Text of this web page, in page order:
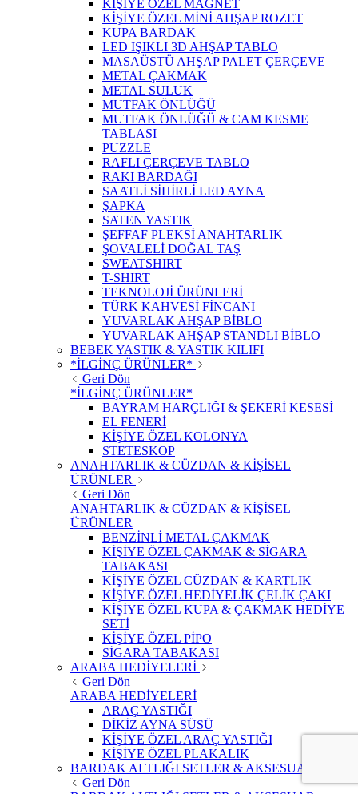
KİŞİYE ÖZEL MAGNET
KİŞİYE ÖZEL MİNİ AHŞAP ROZET
KUPA BARDAK
LED IŞIKLI 3D AHŞAP TABLO
MASAÜSTÜ AHŞAP PALET ÇERÇEVE
METAL ÇAKMAK
METAL SULUK
MUTFAK ÖNLÜĞÜ
MUTFAK ÖNLÜĞÜ & CAM KESME
TABLASI
PUZZLE
RAFLI ÇERÇEVE TABLO
RAKI BARDAĞI
SAATLİ SİHİRLİ LED AYNA
ŞAPKA
SATEN YASTIK
ŞEFFAF PLEKSİ ANAHTARLIK
ŞOVALELİ DOĞAL TAŞ
SWEATSHIRT
T-SHIRT
TEKNOLOJİ ÜRÜNLERİ
TÜRK KAHVESİ FİNCANI
YUVARLAK AHŞAP BİBLO
YUVARLAK AHŞAP STANDLI BİBLO
BEBEK YASTIK & YASTIK KILIFI
*İLGİNÇ ÜRÜNLER*
Geri Dön
*İLGİNÇ ÜRÜNLER*
BAYRAM HARÇLIĞI & ŞEKERİ KESESİ
EL FENERİ
KİŞİYE ÖZEL KOLONYA
STETESKOP
ANAHTARLIK & CÜZDAN & KİŞİSEL
ÜRÜNLER
Geri Dön
ANAHTARLIK & CÜZDAN & KİŞİSEL
ÜRÜNLER
BENZİNLİ METAL ÇAKMAK
KİŞİYE ÖZEL ÇAKMAK & SİGARA
TABAKASI
KİŞİYE ÖZEL CÜZDAN & KARTLIK
KİŞİYE ÖZEL HEDİYELİK ÇELİK ÇAKI
KİŞİYE ÖZEL KUPA & ÇAKMAK HEDİYE
SETİ
KİŞİYE ÖZEL PİPO
SİGARA TABAKASI
ARABA HEDİYELERİ
Geri Dön
ARABA HEDİYELERİ
ARAÇ YASTIĞI
DİKİZ AYNA SÜSÜ
KİŞİYE ÖZEL ARAÇ YASTIĞI
KİŞİYE ÖZEL PLAKALIK
BARDAK ALTLIĞI SETLER & AKSESUAR
Geri Dön